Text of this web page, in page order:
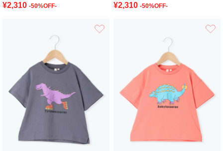
¥2,310 -50%OFF- ¥2,310 -50%OFF-